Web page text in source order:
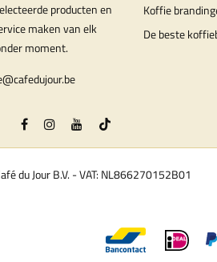
producten en
maken van elk
moment.
Koffie
De beste
du Jour B.V. - VAT: NL866270152B01